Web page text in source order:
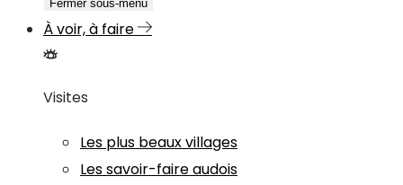
Fermer sous-menu
À voir, à faire
Visites
Les plus beaux villages
Les savoir-faire audois